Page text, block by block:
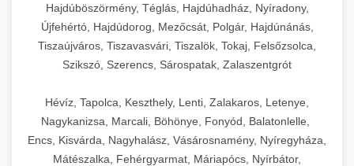
Hajdúböszörmény, Téglás, Hajdúhadház, Nyíradony,
Újfehértó, Hajdúdorog, Mezőcsát, Polgár, Hajdúnánás,
Tiszaújváros, Tiszavasvári, Tiszalök, Tokaj, Felsőzsolca,
Szikszó, Szerencs, Sárospatak, Zalaszentgrót
Hévíz, Tapolca, Keszthely, Lenti, Zalakaros, Letenye,
Nagykanizsa, Marcali, Böhönye, Fonyód, Balatonlelle,
Encs, Kisvárda, Nagyhalász, Vásárosnamény, Nyíregyháza,
Mátészalka, Fehérgyarmat, Máriapócs, Nyírbátor,